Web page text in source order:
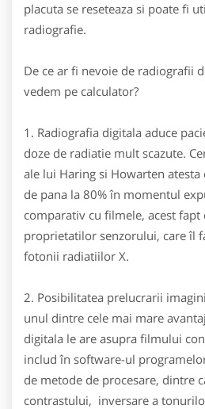
placuta se reseteaza si poate fi
radiografie.
De ce ar fi nevoie de radiografii
vedem pe calculator?
1. Radiografia digitala aduce
doze de radiatie mult scazute.
ale lui Haring si Howarten
de pana la 80% în momentul
comparativ cu filmele, acest fapt
proprietatilor senzorului, care îl
fotonii radiatiilor X.
2. Posibilitatea prelucrarii
unul dintre cele mai mare
digitala le are asupra filmului
includ în software-ul
de metode de procesare, dintre
contrastului, inversare a